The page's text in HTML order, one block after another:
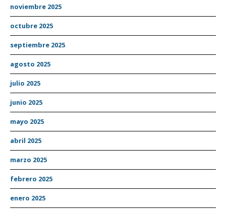
noviembre 2025
octubre 2025
septiembre 2025
agosto 2025
julio 2025
junio 2025
mayo 2025
abril 2025
marzo 2025
febrero 2025
enero 2025